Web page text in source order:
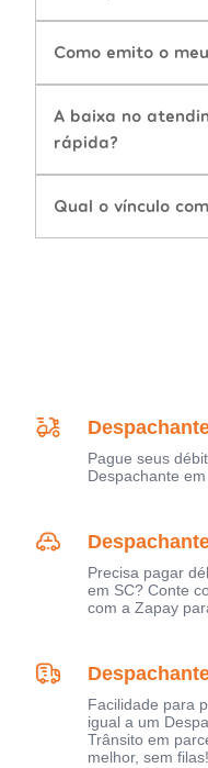
Como emito o meu
A baixa no
rápida?
Qual o vínculo
Pague seus
Despachante
Precisa pagar
em SC? Conte
com a Zapay
Facilidade para
igual a um
Trânsito em
melhor, sem filas!